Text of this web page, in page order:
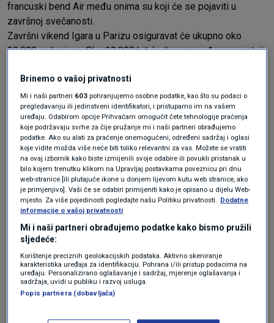
francuski bend Air među onima su koji će se pojaviti u
završnoj svečanosti.
Završni vikend Igara u Parizu osiguravat će ukupno oko
30.000 policajaca. Oko 10.000 bit će ih raspoređeno u pratnji
prijestolnice u subotu i nedjelju.
Darmanin kaže da su sigurnosne snage i dalje na visokom
stupnju pripravnosti, posebno nakon terorističke uzbune u
Austriji, koja je primorala bečku policiju da otkaže tri koncerta
pop zvijezdeTaylor Swiftu Beču.
"Dok vam se obraćam, naše sigurnosne službe još uvijek
nemaju naznaka o bilo kakvoj prijetnji Olimpijskim igrama ili
ceremoniji zatvaranja", rekao je novinarima u petak.
U subotu navečer održat će se cijeli maraton ili maraton
od 10 kilometara za građanstvo, a trebalo bi ga trčati 40.000
sudionika. Očekuje se da će posljednji trkači ući u cilj u
nedjelju rano ujutro.
Brinemo o vašoj privatnosti
Mi i naši partneri 603 pohranjujemo osobne podatke, kao što su podaci o
pregledavanju ili jedinstveni identifikatori, i pristupamo im na vašem
uređaju. Odabirom opcije Prihvaćam omogućit ćete tehnologije praćenja
koje podržavaju svrhe za čije pružanje mi i naši partneri obrađujemo
podatke. Ako su alati za praćenje onemogućeni, određeni sadržaj i oglasi
koje vidite možda više neće biti toliko relevantni za vas. Možete se vratiti
na ovaj izbornik kako biste izmijenili svoje odabire ili povukli pristanak u
bilo kojem trenutku klikom na Upravljaj postavkama poveznicu pri dnu
web-stranice [ili plutajuće ikone u donjem lijevom kutu web stranice, ako
je primjenjivo]. Vaši će se odabiri primijeniti kako je opisano u dijelu Web-
mjesto. Za više pojedinosti pogledajte našu Politiku privatnosti.
Dodatne
informacije o vašoj privatnosti
Mi i naši partneri obrađujemo podatke kako bismo pružili
sljedeće:
Korištenje preciznih geolokacijskih podataka. Aktivno skeniranje
karakteristika uređaja za identifikaciju. Pohrana i/ili pristup podacima na
uređaju. Personalizirano oglašavanje i sadržaj, mjerenje oglašavanja i
sadržaja, uvidi u publiku i razvoj usluga.
Popis partnera (dobavljača)